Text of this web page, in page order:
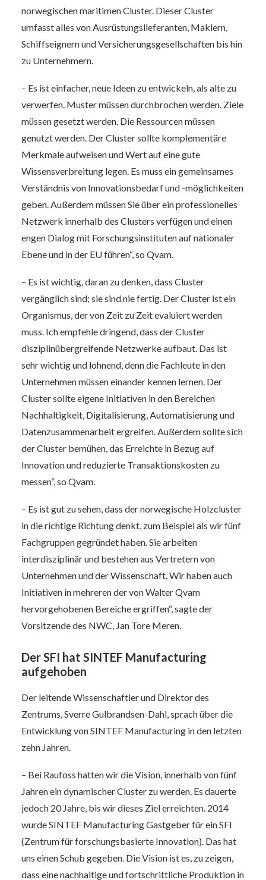
norwegischen maritimen Cluster. Dieser Cluster
umfasst alles von Ausrüstungslieferanten, Maklern,
Schiffseignern und Versicherungsgesellschaften bis hin
zu Unternehmern.
– Es ist einfacher, neue Ideen zu entwickeln, als alte zu
verwerfen. Muster müssen durchbrochen werden. Ziele
müssen gesetzt werden. Die Ressourcen müssen
genutzt werden. Der Cluster sollte komplementäre
Merkmale aufweisen und Wert auf eine gute
Wissensverbreitung legen. Es muss ein gemeinsames
Verständnis von Innovationsbedarf und -möglichkeiten
geben. Außerdem müssen Sie über ein professionelles
Netzwerk innerhalb des Clusters verfügen und einen
engen Dialog mit Forschungsinstituten auf nationaler
Ebene und in der EU führen“, so Qvam.
– Es ist wichtig, daran zu denken, dass Cluster
vergänglich sind; sie sind nie fertig. Der Cluster ist ein
Organismus, der von Zeit zu Zeit evaluiert werden
muss. Ich empfehle dringend, dass der Cluster
disziplinübergreifende Netzwerke aufbaut. Das ist
sehr wichtig und lohnend, denn die Fachleute in den
Unternehmen müssen einander kennen lernen. Der
Cluster sollte eigene Initiativen in den Bereichen
Nachhaltigkeit, Digitalisierung, Automatisierung und
Datenzusammenarbeit ergreifen. Außerdem sollte sich
der Cluster bemühen, das Erreichte in Bezug auf
Innovation und reduzierte Transaktionskosten zu
messen“, so Qvam.
– Es ist gut zu sehen, dass der norwegische Holzcluster
in die richtige Richtung denkt, zum Beispiel als wir fünf
Fachgruppen gegründet haben. Sie arbeiten
interdisziplinär und bestehen aus Vertretern von
Unternehmen und der Wissenschaft. Wir haben auch
Initiativen in mehreren der von Walter Qvam
hervorgehobenen Bereiche ergriffen“, sagte der
Vorsitzende des NWC, Jan Tore Meren.
Der SFI hat SINTEF Manufacturing
aufgehoben
Der leitende Wissenschaftler und Direktor des
Zentrums, Sverre Gulbrandsen-Dahl, sprach über die
Entwicklung von SINTEF Manufacturing in den letzten
zehn Jahren.
– Bei Raufoss hatten wir die Vision, innerhalb von fünf
Jahren ein dynamischer Cluster zu werden. Es dauerte
jedoch 20 Jahre, bis wir dieses Ziel erreichten. 2014
wurde SINTEF Manufacturing Gastgeber für ein SFI
(Zentrum für forschungsbasierte Innovation). Das hat
uns einen Schub gegeben. Die Vision ist es, zu zeigen,
dass eine nachhaltige und fortschrittliche Produktion in